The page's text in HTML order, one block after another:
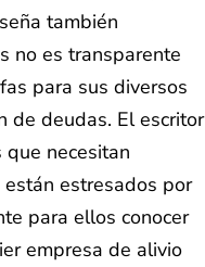
también
no es transparente
para sus diversos
de deudas. El escritor
necesitan
estresados por
para ellos conocer
empresa de alivio